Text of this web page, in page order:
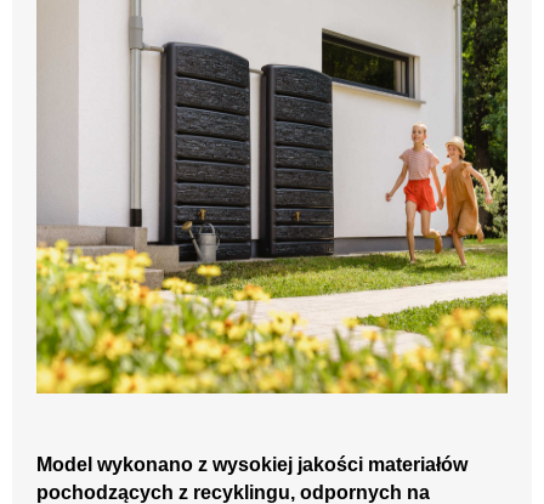
Model wykonano z wysokiej jakości materiałów
pochodzących z recyklingu, odpornych na